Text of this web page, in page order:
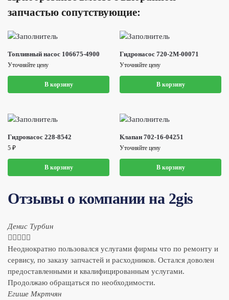
запчастью сопутствующие:
Топливный насос 106675-4900
Уточняйте цену
В корзину
Гидронасос 720-2M-00071
Уточняйте цену
В корзину
Гидронасос 228-8542
5 ₽
В корзину
Клапан 702-16-04251
Уточняйте цену
В корзину
Отзывы о компании на 2gis
Денис Турбин
    
Неоднократно пользовался услугами фирмы что по ремонту и
сервису, по заказу запчастей и расходников. Остался доволен
предоставленными и квалифицированным услугами.
Продолжаю обращаться по необходимости.
​Егише Мкртчян